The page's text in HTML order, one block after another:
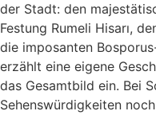
der Stadt: den
Festung Rumeli Hisarı,
die imposanten
erzählt eine eigene
das Gesamtbild ein. Bei
Sehenswürdigkeiten